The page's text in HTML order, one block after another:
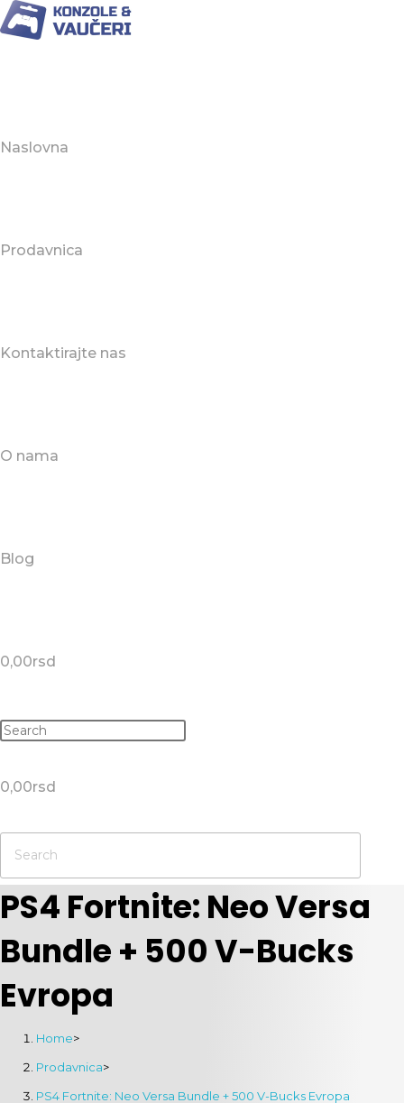
Naslovna
Prodavnica
Kontaktirajte nas
O nama
Blog
0,00rsd
0,00rsd
PS4 Fortnite: Neo Versa
Bundle + 500 V-Bucks
Evropa
Home>
Prodavnica>
PS4 Fortnite: Neo Versa Bundle + 500 V-Bucks Evropa